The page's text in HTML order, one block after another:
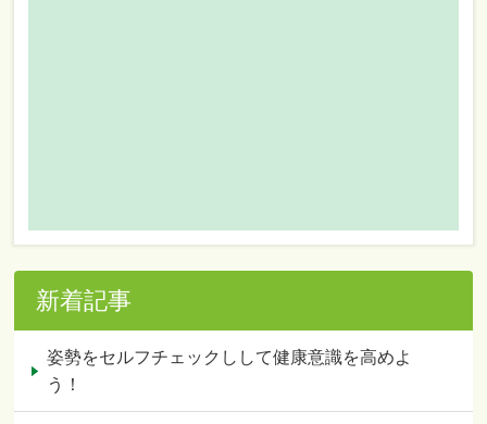
新着記事
姿勢をセルフチェックしして健康意識を高めよ
う！